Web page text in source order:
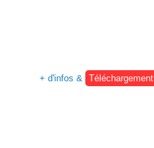
+ d'infos &
Téléchargement